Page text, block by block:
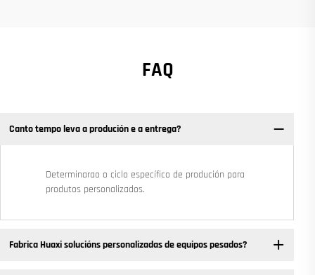
FAQ
Canto tempo leva a produción e a entrega?
Determinarao o ciclo específico de produción para
produtos personalizados.
Fabrica Huaxi solucións personalizadas de equipos pesados? ​